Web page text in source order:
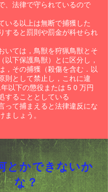
、法律で守られているので
いる以上は無断で捕獲した
すると罰則や罰金が科せられ
いては，鳥獣を狩猟鳥獣とそ
以下保護鳥獣）とに区分し，
，その捕獲（殺傷を含む．以
則として禁止し，これに違
以下の懲役または 5 0 万円
することとしている
って捕まえると法律違反にな
ましょう。
とかできないか
な？